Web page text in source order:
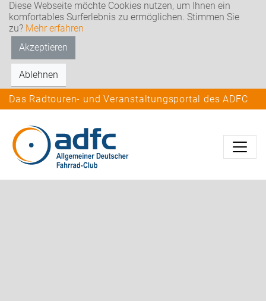
Diese Webseite möchte Cookies nutzen, um Ihnen ein
komfortables Surferlebnis zu ermöglichen. Stimmen Sie
zu? Mehr erfahren
Akzeptieren
Ablehnen
Das Radtouren- und Veranstaltungsportal des ADFC